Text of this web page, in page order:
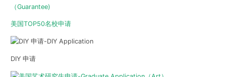
美国TOP50名校申请
DIY 申请